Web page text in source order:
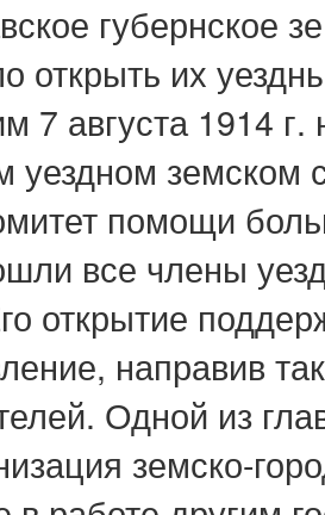
губернское
открыть их
7 августа 1914
уездном
помощи
все члены
открытие
направив
Одной из
земско-